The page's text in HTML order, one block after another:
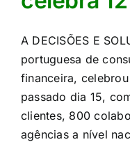
A DECISÕES E
portuguesa de
financeira,
passado dia 15,
clientes, 800
agências a nível